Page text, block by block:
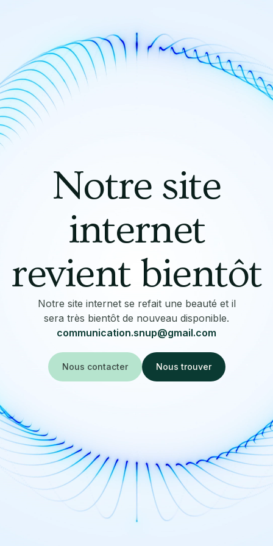
Notre site
internet
revient bientôt
Notre site internet se refait une beauté et il
sera très bientôt de nouveau disponible.
communication.snup@gmail.com
Nous contacter Nous trouver